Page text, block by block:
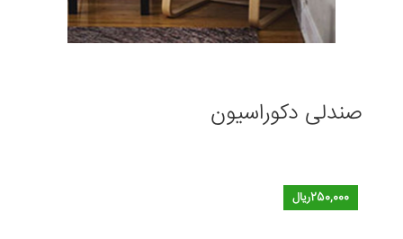
صندلی دکوراسیون
250,000ریال